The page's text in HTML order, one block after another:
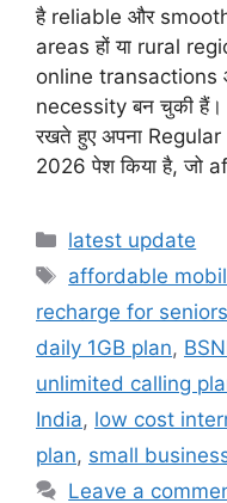
है reliable और
areas हों या rural
online
necessity बन चुकी हैं।
रखते हुए अपना
2026 पेश किया है, जो
Categories
latest update
Tags
affordable
recharge for seniors
daily 1GB plan,
unlimited calling
India, low cost
plan, small
Leave a